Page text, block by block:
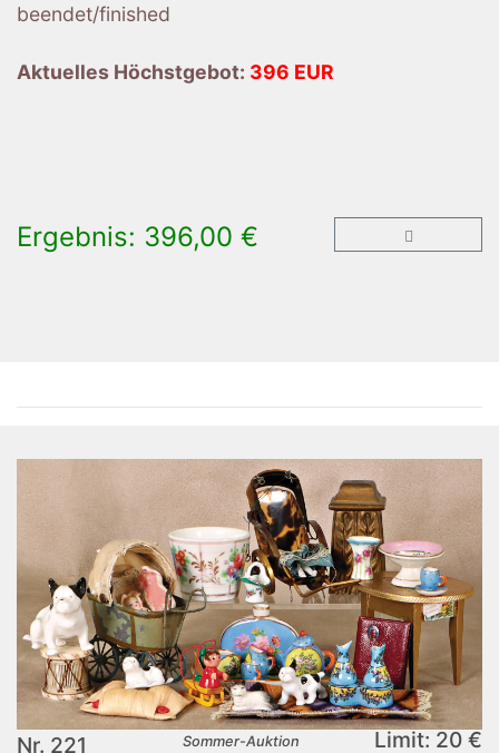
beendet/finished
Aktuelles Höchstgebot: 396 EUR
Ergebnis: 396,00 €
Nr. 221
Sommer-Auktion
Limit: 20 €